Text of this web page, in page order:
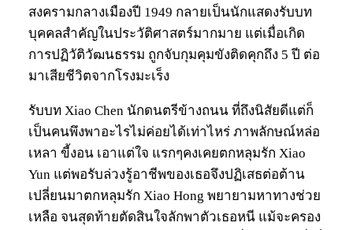
สงครามกลางเมืองปี 1949 กลายเป็นนักแสดงรับบท
บุคคลสำคัญในประวัติศาสตร์มากมาย แต่เมื่อเกิด
การปฏิวัติวัฒนธรรม ถูกจับกุมคุมขังติดคุกถึง 5 ปี ต่อ
มาเสียชีวิตจากโรงมะเร็ง
รับบท Xiao Chen นักดนตรีข้างถนน ที่ถึงนิสัยดีแต่ก็
เป็นคนพึงพาอะไรไม่ค่อยได้เท่าไหร่ ภาพลักษณ์หล่อ
เหลา ขี้งอน เอาแต่ใจ แรกๆคงเคยตกหลุมรัก Xiao
Yun แต่พอรับล่วงรู้อาชีพของเธอจึงปฏิเสธต่อต้าน
เปลี่ยนมาตกหลุมรัก Xiao Hong พยายามหาทางช่วย
เหลือ จนสุดท้ายตัดสินใจลักพาตัวเธอหนี แม้จะครอง